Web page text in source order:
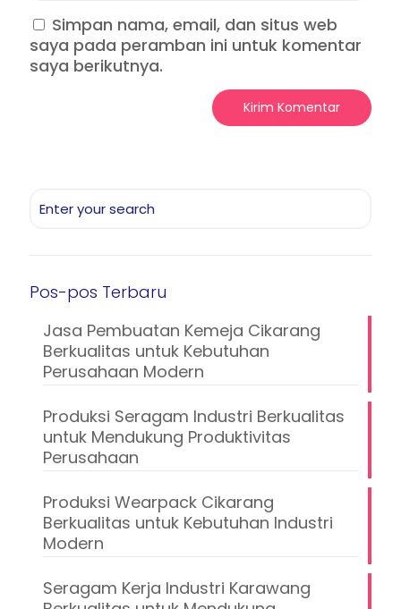
Simpan nama, email, dan situs web
saya pada peramban ini untuk komentar
saya berikutnya.
Pos-pos Terbaru
Jasa Pembuatan Kemeja Cikarang
Berkualitas untuk Kebutuhan
Perusahaan Modern
Produksi Seragam Industri Berkualitas
untuk Mendukung Produktivitas
Perusahaan
Produksi Wearpack Cikarang
Berkualitas untuk Kebutuhan Industri
Modern
Seragam Kerja Industri Karawang